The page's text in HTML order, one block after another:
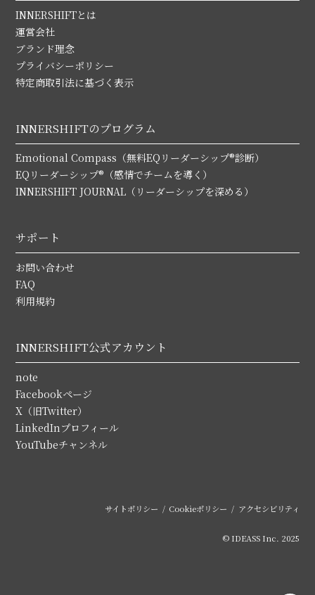
INNERSHIFTとは
運営会社
ブランド理念
プライバシーポリシー
特定商取引法に基づく表示
INNERSHIFTのプログラム
Emotional Compass（無料EQリーダーシップ®診断）
EQリーダーシップ®（感情でチームを導く）
INNERSHIFT JOURNAL（リーダーシップを深める）
サポート
お問い合わせ
FAQ
利用規約
INNERSHIFT公式アカウント
note
Facebookページ
X（旧Twitter）
LinkedInプロフィール
YouTubeチャンネル
サイトポリシー Cookieポリシー アクセシビリティ
© IDEASS Inc. 2025